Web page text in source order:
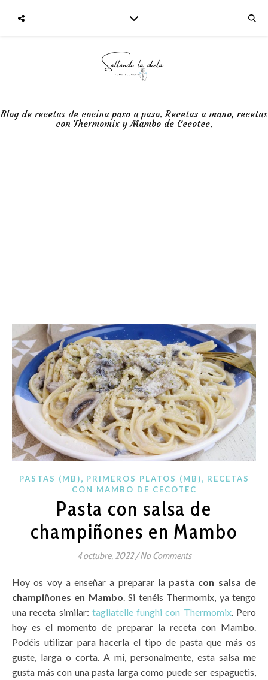
Blog de recetas de cocina paso a paso. Recetas a mano, recetas
con Thermomix y Mambo de Cecotec.
PASTAS (MB), PRIMEROS PLATOS (MB), RECETAS
CON MAMBO DE CECOTEC
Pasta con salsa de
champiñones en Mambo
4 octubre, 2022/No Comments
Hoy os voy a enseñar a preparar la pasta con salsa de
champiñones en Mambo. Si tenéis Thermomix, ya tengo
una receta similar: tagliatelle funghi con Thermomix. Pero
hoy es el momento de preparar la receta con Mambo.
Podéis utilizar para hacerla el tipo de pasta que más os
guste, larga o corta. A mi, personalmente, esta salsa me
gusta más con una pasta larga como puede ser espaguetis,